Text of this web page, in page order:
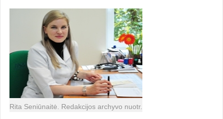
Rita Seniūnaitė. Redakcijos archyvo nuotr.